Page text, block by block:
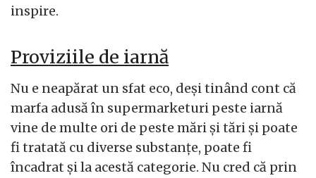
inspire.
Proviziile de iarnă
Nu e neapărat un sfat eco, deși tinând cont că
marfa adusă în supermarketuri peste iarnă
vine de multe ori de peste mări și tări și poate
fi tratată cu diverse substanțe, poate fi
încadrat și la acestă categorie. Nu cred că prin